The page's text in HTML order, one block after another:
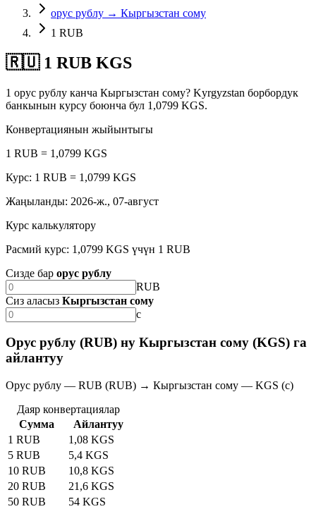
орус рублу → Кыргызстан сому
1 RUB
🇷🇺 1 RUB KGS
1 орус рублу канча Кыргызстан сому? Kyrgyzstan борбордук
банкынын курсу боюнча бул 1,0799 KGS.
Конвертациянын жыйынтыгы
1 RUB = 1,0799 KGS
Курс: 1 RUB = 1,0799 KGS
Жаңыланды: 2026-ж., 07-август
Курс калькулятору
Расмий курс: 1,0799 KGS үчүн 1 RUB
Сизде бар орус рублу
RUB
Сиз аласыз Кыргызстан сому
с
Орус рублу (RUB) ну Кыргызстан сому (KGS) га
айлантуу
Орус рублу — RUB (RUB) → Кыргызстан сому — KGS (с)
Даяр конвертациялар
Сумма
Айлантуу
1 RUB
1,08 KGS
5 RUB
5,4 KGS
10 RUB
10,8 KGS
20 RUB
21,6 KGS
50 RUB
54 KGS